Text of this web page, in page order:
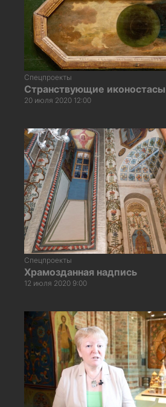
Спецпроекты
Странствующие иконостасы
20 июля 2020 12:00
Спецпроекты
Храмозданная надпись
12 июля 2020 9:00